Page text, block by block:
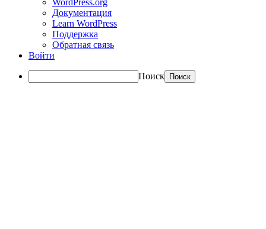
WordPress.org
Документация
Learn WordPress
Поддержка
Обратная связь
Войти
Поиск